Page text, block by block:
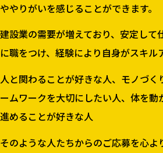
ややりがいを感じることができます。
建設業の需要が増えており、安定して
に職をつけ、経験により自身がスキル
人と関わることが好きな人、モノづく
ームワークを大切にしたい人、体を動
進めることが好きな人
そのような人たちからのご応募を心よ